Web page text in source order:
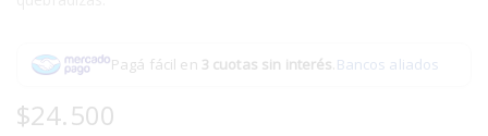
Pagá fácil en 3 cuotas sin interés.Bancos aliados
$24.500